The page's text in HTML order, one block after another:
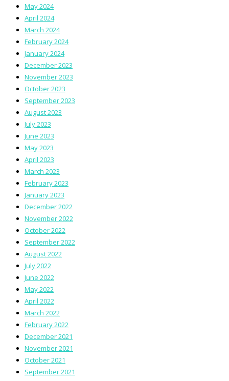
May 2024
April 2024
March 2024
February 2024
January 2024
December 2023
November 2023
October 2023
September 2023
August 2023
July 2023
June 2023
May 2023
April 2023
March 2023
February 2023
January 2023
December 2022
November 2022
October 2022
September 2022
August 2022
July 2022
June 2022
May 2022
April 2022
March 2022
February 2022
December 2021
November 2021
October 2021
September 2021